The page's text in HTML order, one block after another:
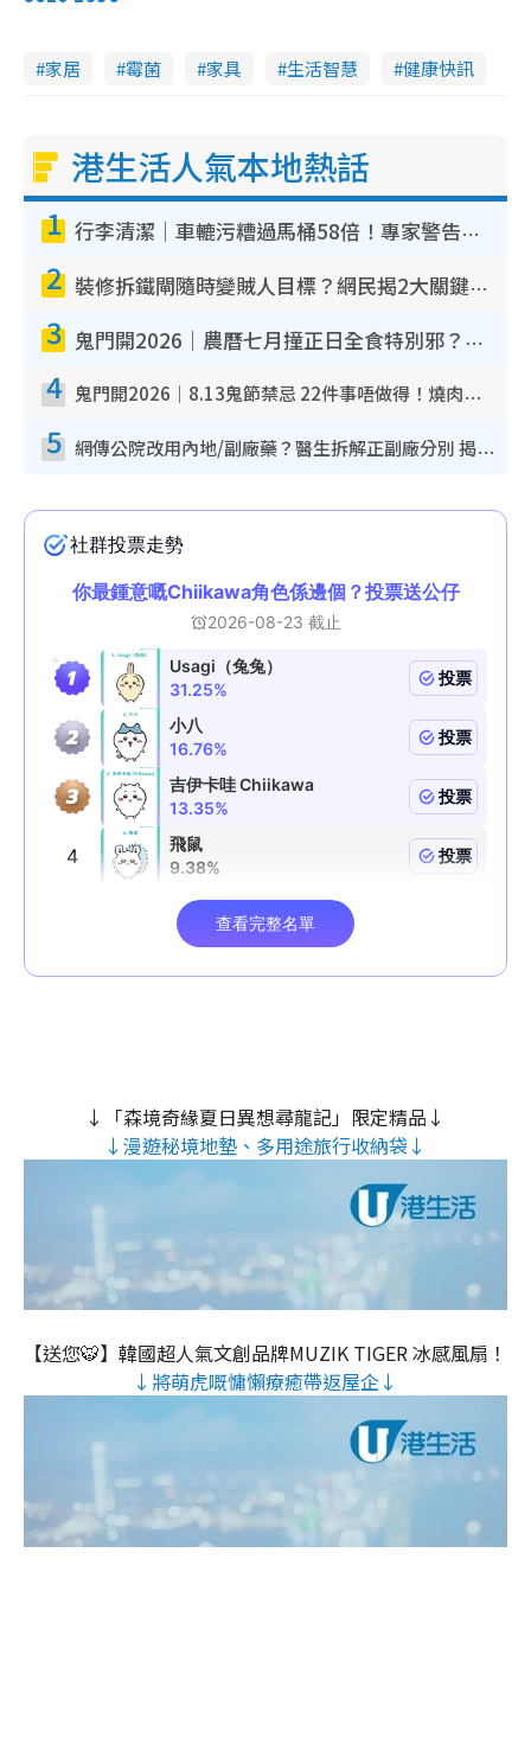
家居 霉菌 家具 生活智慧 健康快訊
港生活人氣本地熱話
1 行李清潔｜車轆污糟過馬桶58倍！專家警告忌用酒精抹 教1招免污手除菌
2 裝修拆鐵閘隨時變賊人目標？網民揭2大關鍵用途：裝新式等於白裝？附新舊鐵閘分別
3 鬼門開2026｜農曆七月撞正日全食特別邪？專家警告切忌做一事！揭4大禁忌+2招保平安
4 鬼門開2026｜8.13鬼節禁忌 22件事唔做得！燒肉、刺身要少食？半夜勿吹口哨/打呢個電話
5 網傳公院改用內地/副廠藥？醫生拆解正副廠分別 揭4類人換藥隨時出事
↓「森境奇緣夏日異想尋龍記」限定精品↓
↓漫遊秘境地墊、多用途旅行收納袋↓
【送您🐯】韓國超人氣文創品牌MUZIK TIGER 冰感風扇！
↓將萌虎嘅慵懶療癒帶返屋企↓